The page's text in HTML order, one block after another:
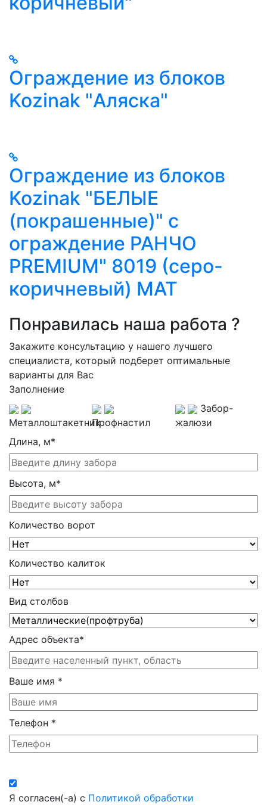
Ограждение из блоков
Kozinak "Аляска"
Ограждение из блоков
Kozinak "БЕЛЫЕ
(покрашенные)" c
ограждение РАНЧО
PREMIUM" 8019 (серо-
коричневый) МАТ
Понравилась наша работа ?
Закажите консультацию у нашего лучшего
специалиста, который подберет оптимальные
варианты для Вас
Заполнение
МеталлоштакетникПрофнастил
Забор-
жалюзи
Длина, м*
Высота, м*
Количество ворот
Количество калиток
Вид столбов
Адрес объекта*
Ваше имя *
Телефон *
Я согласен(-а) с Политикой обработки